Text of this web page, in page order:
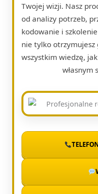
Twojej wizji. Nasz
od analizy potrzeb,
kodowanie i
nie tylko
wszystkim wiedzę,
własnym